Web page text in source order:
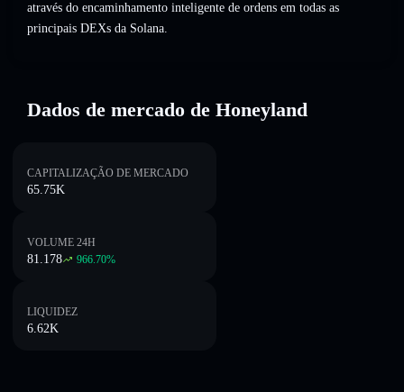
através do encaminhamento inteligente de ordens em todas as
principais DEXs da Solana.
Dados de mercado de Honeyland
CAPITALIZAÇÃO DE MERCADO
65.75K
VOLUME 24H
81.178 966.70%
LIQUIDEZ
6.62K